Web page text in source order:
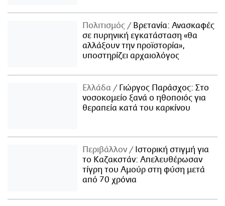
Πολιτισμός
Βρετανία: Ανασκαφές
σε πυρηνική εγκατάσταση «θα
αλλάξουν την προϊστορία»,
υποστηρίζει αρχαιολόγος
Ελλάδα
Γιώργος Παράσχος: Στο
νοσοκομείο ξανά ο ηθοποιός για
θεραπεία κατά του καρκίνου
Περιβάλλον
Ιστορική στιγμή για
το Καζακστάν: Απελευθέρωσαν
τίγρη του Αμούρ στη φύση μετά
από 70 χρόνια